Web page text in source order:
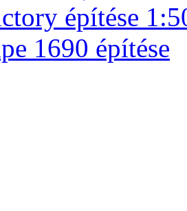
építése
1690 építése